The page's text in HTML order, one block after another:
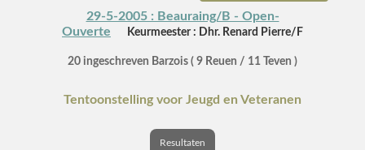
29-5-2005 : Beauraing/B - Open-
Ouverte
Keurmeester : Dhr. Renard Pierre/F
20 ingeschreven Barzois ( 9 Reuen / 11 Teven )
Tentoonstelling voor Jeugd en Veteranen
Resultaten